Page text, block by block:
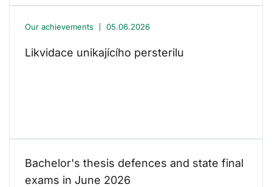
Our achievements 05.06.2026
Likvidace unikajícího persterilu
Bachelor's thesis defences and state final
exams in June 2026